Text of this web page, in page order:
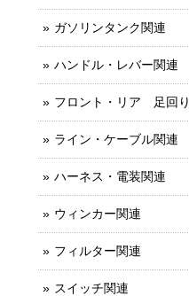
ガソリンタンク関連
ハンドル・レバー関連
フロント・リア 足回り
ライン・ケーブル関連
ハーネス・電装関連
ウィンカー関連
フィルター関連
スイッチ関連